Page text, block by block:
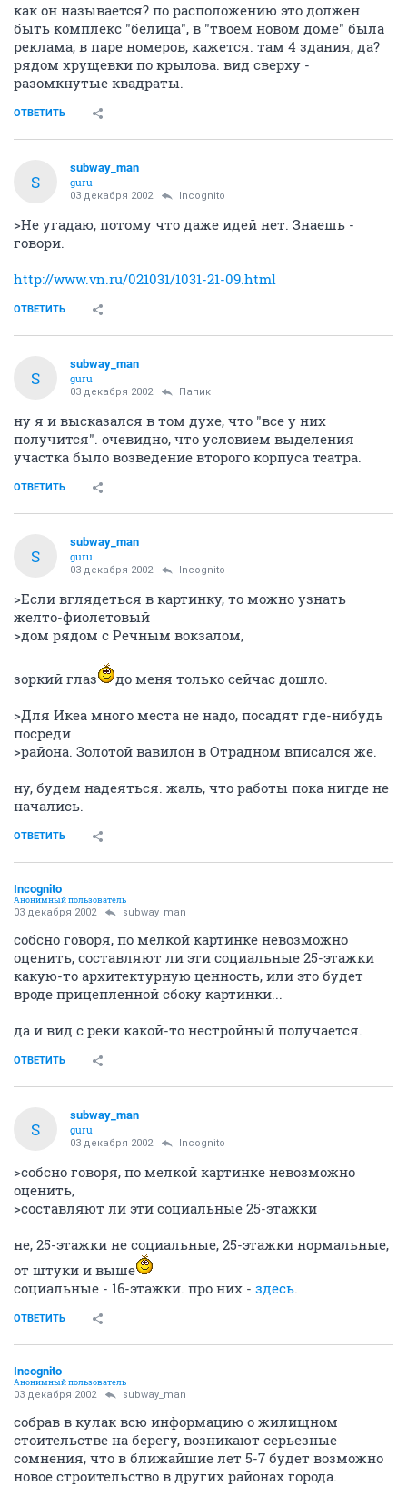
как он называется? по расположению это должен
быть комплекс "белица", в "твоем новом доме" была
реклама, в паре номеров, кажется. там 4 здания, да?
рядом хрущевки по крылова. вид сверху -
разомкнутые квадраты.
ОТВЕТИТЬ
S
subway_man
guru
03 декабря 2002 Incognito
>Не угадаю, потому что даже идей нет. Знаешь -
говори.
http://www.vn.ru/021031/1031-21-09.html
ОТВЕТИТЬ
S
subway_man
guru
03 декабря 2002 Папик
ну я и высказался в том духе, что "все у них
получится". очевидно, что условием выделения
участка было возведение второго корпуса театра.
ОТВЕТИТЬ
S
subway_man
guru
03 декабря 2002 Incognito
>Если вглядеться в картинку, то можно узнать
желто-фиолетовый
>дом рядом с Речным вокзалом,
зоркий глаз
до меня только сейчас дошло.
>Для Икеа много места не надо, посадят где-нибудь
посреди
>района. Золотой вавилон в Отрадном вписался же.
ну, будем надеяться. жаль, что работы пока нигде не
начались.
ОТВЕТИТЬ
Incognito
Анонимный пользователь
03 декабря 2002 subway_man
собсно говоря, по мелкой картинке невозможно
оценить, составляют ли эти социальные 25-этажки
какую-то архитектурную ценность, или это будет
вроде прицепленной сбоку картинки...
да и вид с реки какой-то нестройный получается.
ОТВЕТИТЬ
S
subway_man
guru
03 декабря 2002 Incognito
>собсно говоря, по мелкой картинке невозможно
оценить,
>составляют ли эти социальные 25-этажки
не, 25-этажки не социальные, 25-этажки нормальные,
от штуки и выше
социальные - 16-этажки. про них - здесь.
ОТВЕТИТЬ
Incognito
Анонимный пользователь
03 декабря 2002 subway_man
собрав в кулак всю информацию о жилищном
стоительстве на берегу, возникают серьезные
сомнения, что в ближайшие лет 5-7 будет возможно
новое строительство в других районах города.